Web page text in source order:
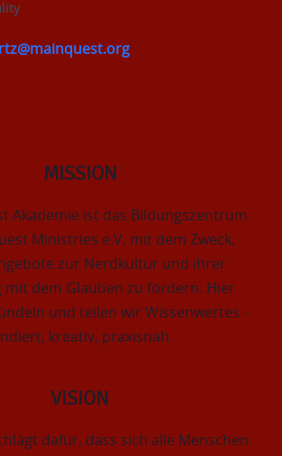
MISSION
Akademie ist das Bildungszentrum
Ministries e.V. mit dem Zweck,
zur Nerdkultur und ihrer
mit dem Glauben zu fördern. Hier
und teilen wir Wissenwertes -
kreativ, praxisnah.
VISION
dafür, dass sich alle Menschen